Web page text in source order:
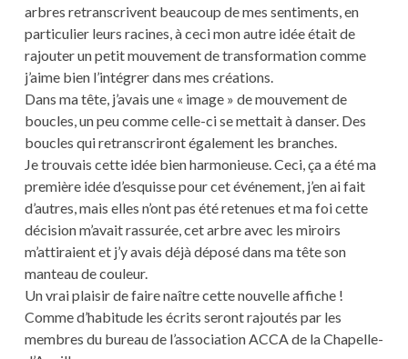
arbres retranscrivent beaucoup de mes sentiments, en
particulier leurs racines, à ceci mon autre idée était de
rajouter un petit mouvement de transformation comme
j’aime bien l’intégrer dans mes créations.
Dans ma tête, j’avais une « image » de mouvement de
boucles, un peu comme celle-ci se mettait à danser. Des
boucles qui retranscriront également les branches.
Je trouvais cette idée bien harmonieuse. Ceci, ça a été ma
première idée d’esquisse pour cet événement, j’en ai fait
d’autres, mais elles n’ont pas été retenues et ma foi cette
décision m’avait rassurée, cet arbre avec les miroirs
m’attiraient et j’y avais déjà déposé dans ma tête son
manteau de couleur.
Un vrai plaisir de faire naître cette nouvelle affiche !
Comme d’habitude les écrits seront rajoutés par les
membres du bureau de l’association ACCA de la Chapelle-